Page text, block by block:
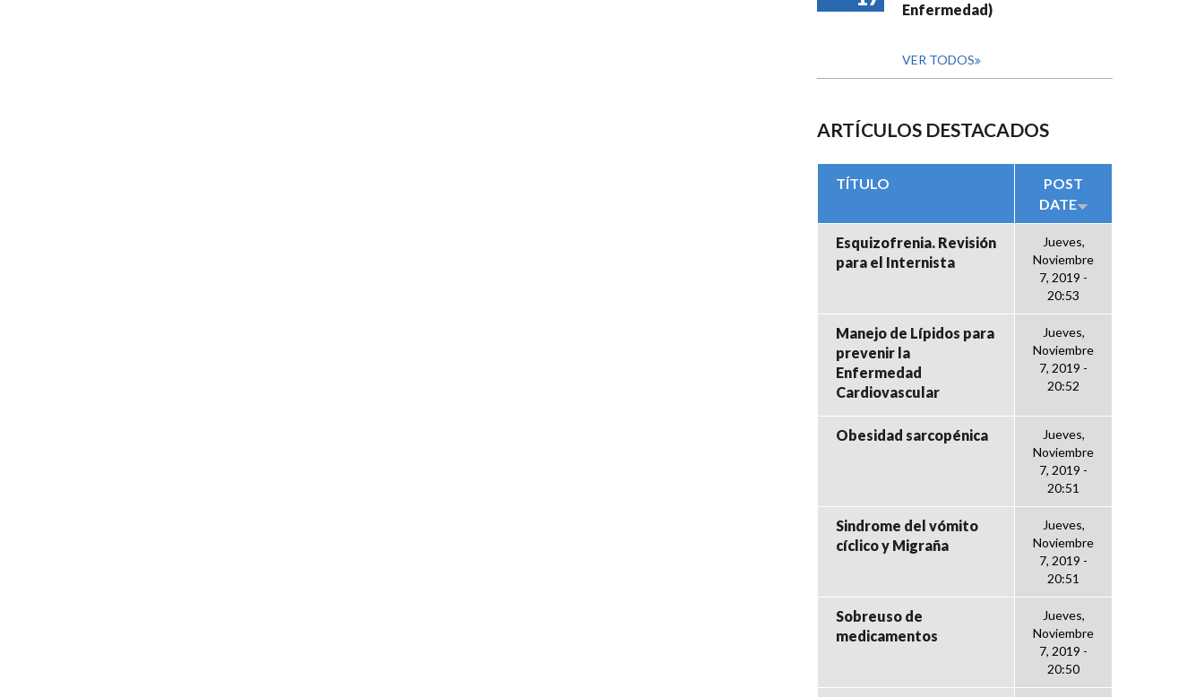
Enfermedad)
VER TODOS
ARTÍCULOS DESTACADOS
TÍTULO
POST
DATE
Esquizofrenia. Revisión
para el Internista
Jueves,
Noviembre
7, 2019 -
20:53
Manejo de Lípidos para
prevenir la
Enfermedad
Cardiovascular
Jueves,
Noviembre
7, 2019 -
20:52
Obesidad sarcopénica
Jueves,
Noviembre
7, 2019 -
20:51
Sindrome del vómito
cíclico y Migraña
Jueves,
Noviembre
7, 2019 -
20:51
Sobreuso de
medicamentos
Jueves,
Noviembre
7, 2019 -
20:50